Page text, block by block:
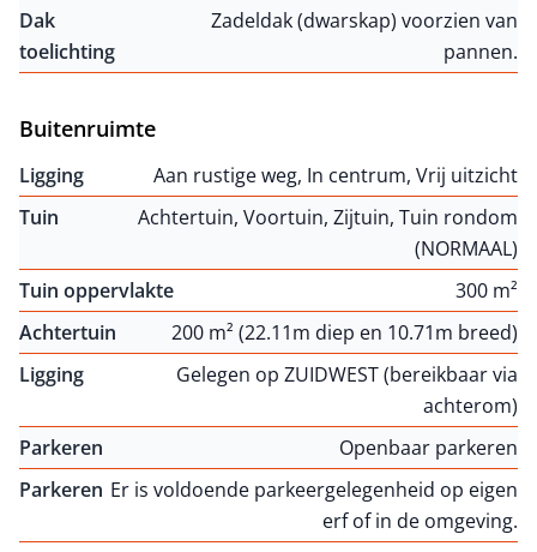
Dak
toelichting
Zadeldak (dwarskap) voorzien van
pannen.
Buitenruimte
Ligging
Aan rustige weg, In centrum, Vrij uitzicht
Tuin
Achtertuin, Voortuin, Zijtuin, Tuin rondom
(NORMAAL)
Tuin oppervlakte
300 m²
Achtertuin
200 m² (22.11m diep en 10.71m breed)
Ligging
Gelegen op ZUIDWEST (bereikbaar via
achterom)
Parkeren
Openbaar parkeren
Parkeren Er is voldoende parkeergelegenheid op eigen
erf of in de omgeving.